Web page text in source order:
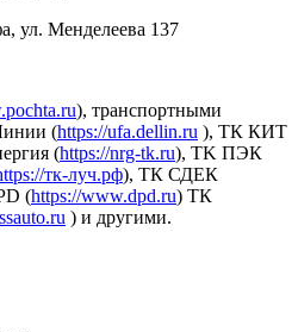
ул. Менделеева 137
), транспортными
(https://ufa.dellin.ru ), ТК КИТ
(https://nrg-tk.ru), ТK ПЭК
тк-луч.рф), ТК СДЕК
(https://www.dpd.ru) ТК
) и другими.